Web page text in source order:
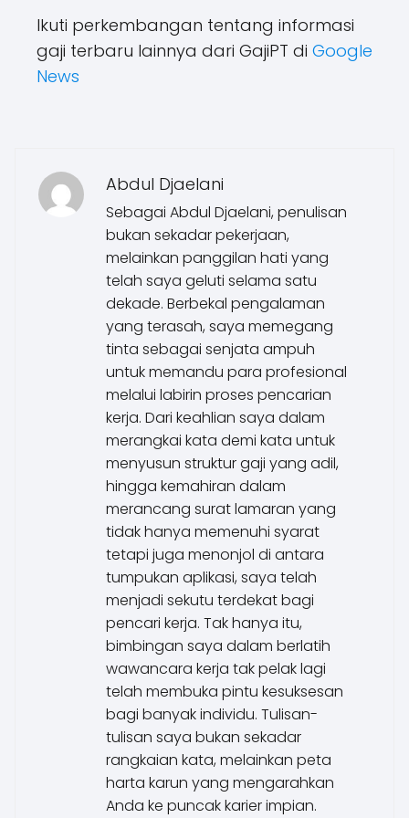
Ikuti perkembangan tentang informasi
gaji terbaru lainnya dari GajiPT di Google
News
Abdul Djaelani
Sebagai Abdul Djaelani, penulisan
bukan sekadar pekerjaan,
melainkan panggilan hati yang
telah saya geluti selama satu
dekade. Berbekal pengalaman
yang terasah, saya memegang
tinta sebagai senjata ampuh
untuk memandu para profesional
melalui labirin proses pencarian
kerja. Dari keahlian saya dalam
merangkai kata demi kata untuk
menyusun struktur gaji yang adil,
hingga kemahiran dalam
merancang surat lamaran yang
tidak hanya memenuhi syarat
tetapi juga menonjol di antara
tumpukan aplikasi, saya telah
menjadi sekutu terdekat bagi
pencari kerja. Tak hanya itu,
bimbingan saya dalam berlatih
wawancara kerja tak pelak lagi
telah membuka pintu kesuksesan
bagi banyak individu. Tulisan-
tulisan saya bukan sekadar
rangkaian kata, melainkan peta
harta karun yang mengarahkan
Anda ke puncak karier impian.